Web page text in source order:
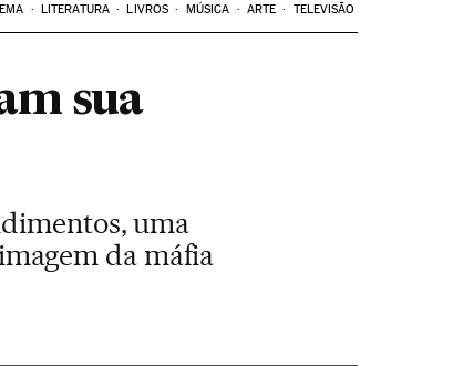
LITERATURA LIVROS MÚSICA ARTE TELEVISÃO
sua
uma
da máfia